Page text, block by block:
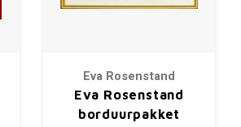
Eva Rosenstand
Eva Rosenstand
borduurpakket